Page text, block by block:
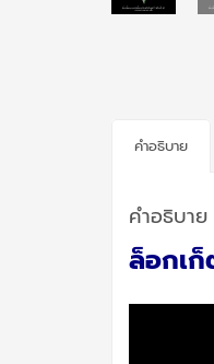
คำอธิบาย
คำอธิบาย
ล็อกเก็